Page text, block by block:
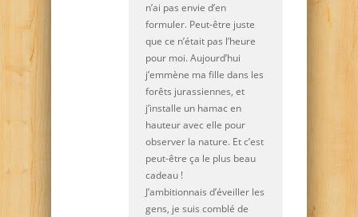
n’ai pas envie d’en
formuler. Peut-être juste
que ce n’était pas l’heure
pour moi. Aujourd’hui
j’emmène ma fille dans les
forêts jurassiennes, et
j’installe un hamac en
hauteur avec elle pour
observer la nature. Et c’est
peut-être ça le plus beau
cadeau !
J’ambitionnais d’éveiller les
gens, je suis comblé de